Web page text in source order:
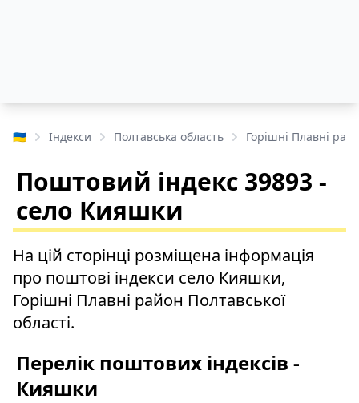
🇺🇦 Індекси Полтавська область Горішні Плавні
Поштовий індекс 39893 -
село Кияшки
На цій сторінці розміщена інформація
про поштові індекси село Кияшки,
Горішні Плавні район Полтавської
області.
Перелік поштових індексів -
Кияшки